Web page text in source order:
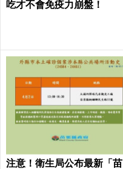
吃才不會免疫力崩盤！
注意！衛生局公布最新「苗